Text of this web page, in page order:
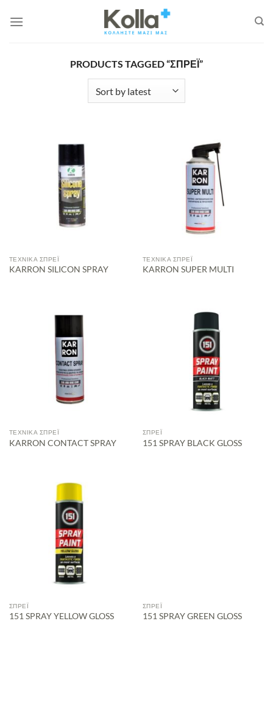
στο
PRODUCTS TAGGED “ΣΠΡΈΙ”
ΤΕΧΝΙΚΆ ΣΠΡΈΙ
KARRON SILICON SPRAY
ΤΕΧΝΙΚΆ ΣΠΡΈΙ
KARRON SUPER MULTI
ΤΕΧΝΙΚΆ ΣΠΡΈΙ
KARRON CONTACT SPRAY
ΣΠΡΈΙ
151 SPRAY BLACK GLOSS
ΣΠΡΈΙ
151 SPRAY YELLOW GLOSS
ΣΠΡΈΙ
151 SPRAY GREEN GLOSS